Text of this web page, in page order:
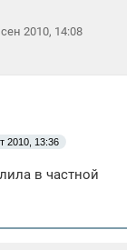
2010, 14:08
2010, 13:36
в частной